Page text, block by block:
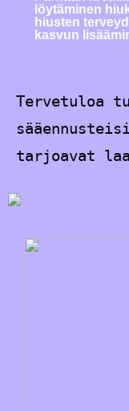
löytäminen
hiusten
kasvun
Tervetuloa
tarjoavat